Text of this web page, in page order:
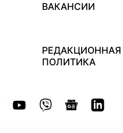
ВАКАНСИИ
РЕДАКЦИОННАЯ
ПОЛИТИКА